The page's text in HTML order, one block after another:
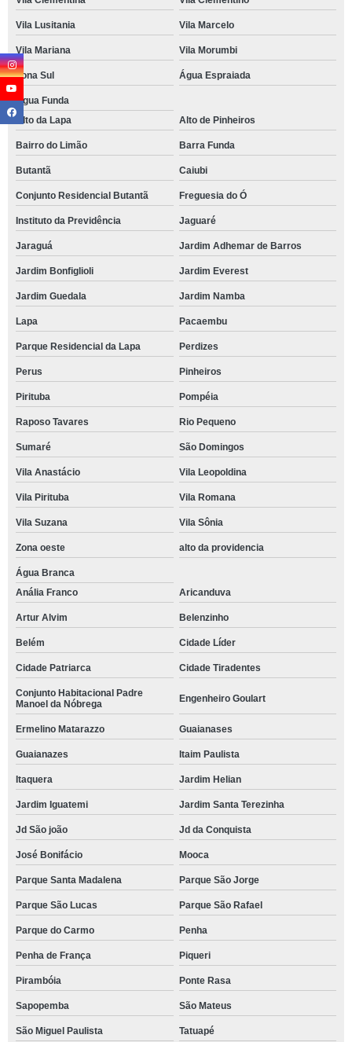
Vila Lusitania Vila Marcelo
Vila Mariana Vila Morumbi
Zona Sul Água Espraiada
Água Funda
Alto da Lapa
Alto de Pinheiros
Bairro do Limão Barra Funda
Butantã Caiubi
Conjunto Residencial Butantã Freguesia do Ó
Instituto da Previdência Jaguaré
Jaraguá Jardim Adhemar de Barros
Jardim Bonfiglioli Jardim Everest
Jardim Guedala Jardim Namba
Lapa Pacaembu
Parque Residencial da Lapa Perdizes
Perus Pinheiros
Pirituba Pompéia
Raposo Tavares Rio Pequeno
Sumaré São Domingos
Vila Anastácio Vila Leopoldina
Vila Pirituba Vila Romana
Vila Suzana Vila Sônia
Zona oeste alto da providencia
Água Branca
Anália Franco
Aricanduva
Artur Alvim Belenzinho
Belém Cidade Líder
Cidade Patriarca Cidade Tiradentes
Conjunto Habitacional Padre
Manoel da Nóbrega
Engenheiro Goulart
Ermelino Matarazzo Guaianases
Guaianazes Itaim Paulista
Itaquera Jardim Helian
Jardim Iguatemi Jardim Santa Terezinha
Jd São joão Jd da Conquista
José Bonifácio Mooca
Parque Santa Madalena Parque São Jorge
Parque São Lucas Parque São Rafael
Parque do Carmo Penha
Penha de França Piqueri
Pirambóia Ponte Rasa
Sapopemba São Mateus
São Miguel Paulista Tatuapé